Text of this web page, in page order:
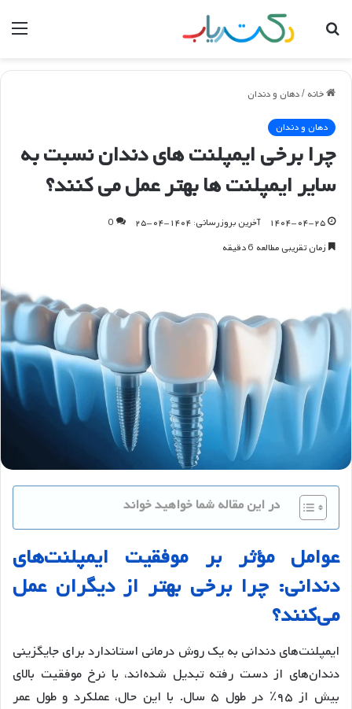
جستجو
خانه /دهان و دندان
دهان و دندان
چرا برخی ایمپلنت های دندان نسبت به
سایر ایمپلنت ها بهتر عمل می کنند؟
۱۴۰۴-۰۴-۲۵ آخرین بروزرسانی: ۱۴۰۴-۰۴-۲۵
0
زمان تقریبی مطالعه 6 دقیقه
در این مقاله شما خواهید خواند
عوامل مؤثر بر موفقیت ایمپلنتهای
دندانی: چرا برخی بهتر از دیگران عمل
میکنند؟
ایمپلنت‌های دندانی به یک روش درمانی استاندارد برای جایگزینی
دندان‌های از دست رفته تبدیل شده‌اند، با نرخ موفقیت بالای
بیش از ۹۵٪ در طول ۵ سال. با این حال، عملکرد و طول عمر